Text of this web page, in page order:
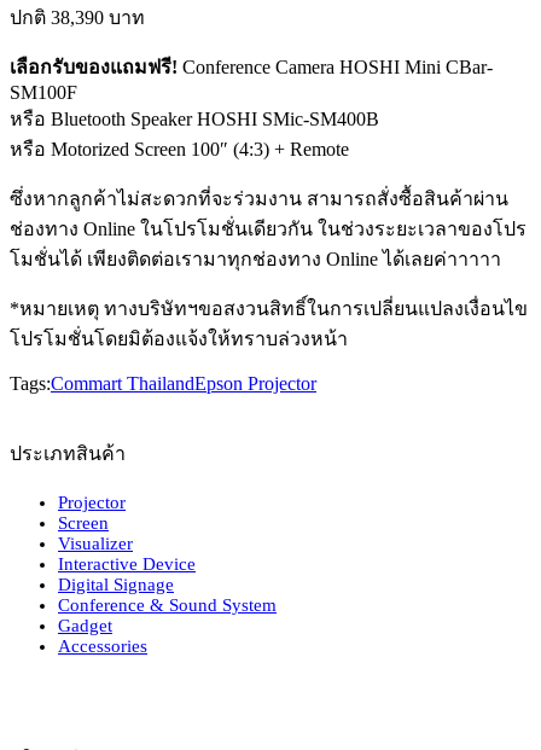
ปกติ 38,390 บาท
เลือกรับของแถมฟรี! Conference Camera HOSHI Mini CBar-
SM100F
หรือ Bluetooth Speaker HOSHI SMic-SM400B
หรือ Motorized Screen 100″ (4:3) + Remote
ซึ่งหากลูกค้าไม่สะดวกที่จะร่วมงาน สามารถสั่งซื้อสินค้าผ่าน
ช่องทาง Online ในโปรโมชั่นเดียวกัน ในช่วงระยะเวลาของโปร
โมชั่นได้ เพียงติดต่อเรามาทุกช่องทาง Online ได้เลยค่าาาาา
*หมายเหตุ ทางบริษัทฯขอสงวนสิทธิ์ในการเปลี่ยนแปลงเงื่อนไข
โปรโมชั่นโดยมิต้องแจ้งให้ทราบล่วงหน้า
Tags:Commart ThailandEpson Projector
ประเภทสินค้า
Projector
Screen
Visualizer
Interactive Device
Digital Signage
Conference & Sound System
Gadget
Accessories